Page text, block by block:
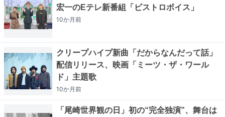
宏一のEテレ新番組「ビストロボイス」
10か月前
クリープハイプ新曲「だからなんだって話」
配信リリース、映画「ミーツ・ザ・ワール
ド」主題歌
10か月前
「尾崎世界観の日」初の“完全独演”、舞台は